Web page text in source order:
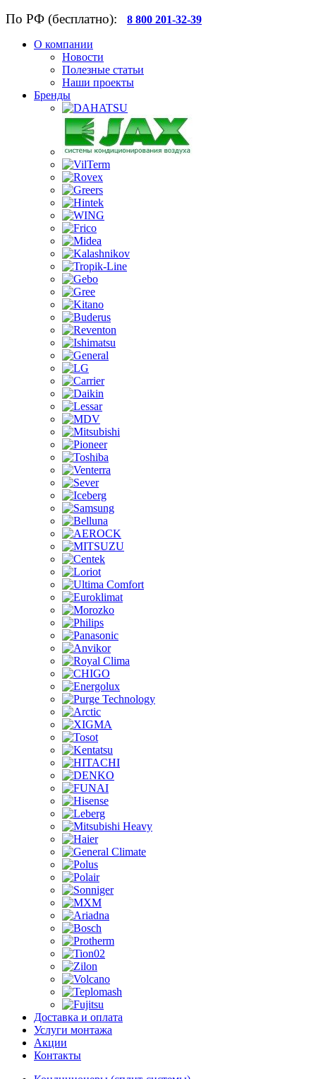
По РФ (бесплатно): 8 800 201-32-39
О компании
Новости
Полезные статьи
Наши проекты
Бренды
Доставка и оплата
Услуги монтажа
Акции
Контакты